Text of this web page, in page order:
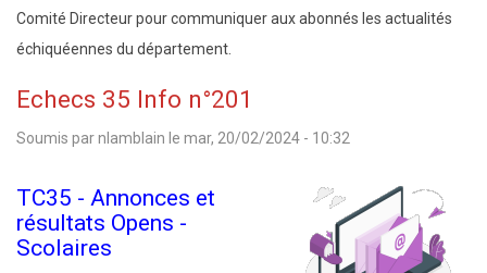
Comité Directeur pour communiquer aux abonnés les actualités
échiquéennes du département.
Echecs 35 Info n°201
Soumis parnlamblain le mar, 20/02/2024 - 10:32
TC35 - Annonces et
résultats Opens -
Scolaires